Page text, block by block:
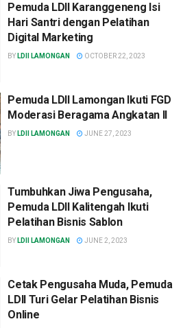
Pemuda LDII Karanggeneng Isi
Hari Santri dengan Pelatihan
Digital Marketing
BY LDII LAMONGAN OCTOBER 22, 2023
Pemuda LDII Lamongan Ikuti FGD
Moderasi Beragama Angkatan II
BY LDII LAMONGAN JUNE 27, 2023
Tumbuhkan Jiwa Pengusaha,
Pemuda LDII Kalitengah Ikuti
Pelatihan Bisnis Sablon
BY LDII LAMONGAN JUNE 2, 2023
Cetak Pengusaha Muda, Pemuda
LDII Turi Gelar Pelatihan Bisnis
Online